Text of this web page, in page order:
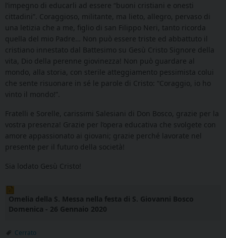
l’impegno di educarli ad essere “buoni cristiani e onesti
cittadini”. Coraggioso, militante, ma lieto, allegro, pervaso di
una letizia che a me, figlio di san Filippo Neri, tanto ricorda
quella del mio Padre… Non può essere triste ed abbattuto il
cristiano innestato dal Battesimo su Gesù Cristo Signore della
vita, Dio della perenne giovinezza! Non può guardare al
mondo, alla storia, con sterile atteggiamento pessimista colui
che sente risuonare in sé le parole di Cristo: “Coraggio, io ho
vinto il mondo!”.
Fratelli e Sorelle, carissimi Salesiani di Don Bosco, grazie per la
vostra presenza! Grazie per l’opera educativa che svolgete con
amore appassionato ai giovani; grazie perché lavorate nel
presente per il futuro della società!
Sia lodato Gesù Cristo!
Omelia della S. Messa nella festa di S. Giovanni Bosco
Domenica - 26 Gennaio 2020
Cerrato